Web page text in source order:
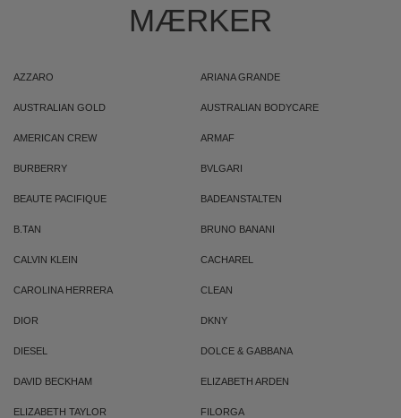
MÆRKER
AZZARO ARIANA GRANDE
AUSTRALIAN GOLD AUSTRALIAN BODYCARE
AMERICAN CREW ARMAF
BURBERRY BVLGARI
BEAUTE PACIFIQUE BADEANSTALTEN
B.TAN BRUNO BANANI
CALVIN KLEIN CACHAREL
CAROLINA HERRERA CLEAN
DIOR DKNY
DIESEL DOLCE & GABBANA
DAVID BECKHAM ELIZABETH ARDEN
ELIZABETH TAYLOR FILORGA